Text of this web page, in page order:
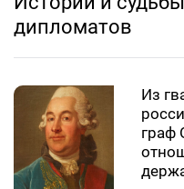
дипломатов
Из
граф